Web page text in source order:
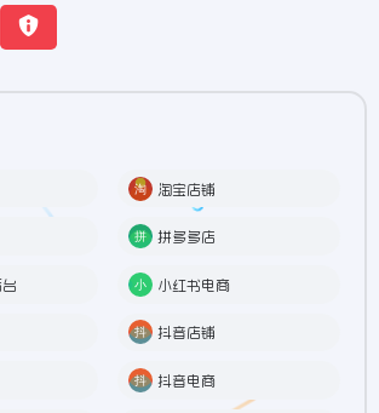
淘宝店铺
拼多多店
小红书电商
抖音店铺
抖音电商